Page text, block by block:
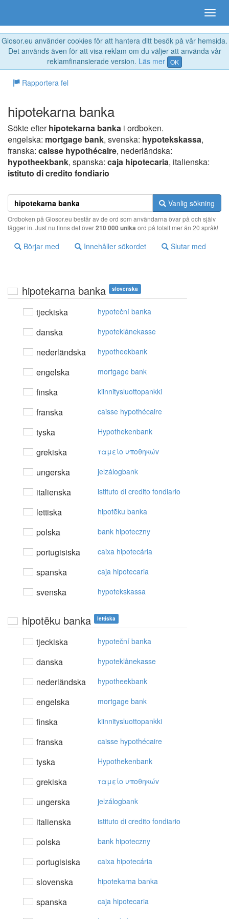
Glosor.eu använder cookies för att hantera ditt besök på vår hemsida.
Det används även för att visa reklam om du väljer att använda vår
reklamfinansierade version. Läs mer OK
Rapportera fel
hipotekarna banka
Sökte efterhipotekarna banka i ordboken.
engelska: mortgage bank, svenska: hypotekskassa,
franska: caisse hypothécaire, nederländska:
hypotheekbank, spanska: caja hipotecaria, italienska:
istituto di credito fondiario
Vanlig sökning
Ordboken på Glosor.eu består av de ord som användarna övar på och själv
lägger in. Just nu finns det över210 000 unika ord på totalt mer än 20 språk!
Börjar med Innehåller sökordet Slutar med
hipotekarna banka slovenska
tjeckiska hypoteční banka
danska hypoteklånekasse
nederländska hypotheekbank
engelska mortgage bank
finska kiinnitysluottopankki
franska caisse hypothécaire
tyska Hypothekenbank
grekiska ταμείo υπoθηκώv
ungerska jelzálogbank
italienska istituto di credito fondiario
lettiska hipotēku banka
polska bank hipoteczny
portugisiska caixa hipotecária
spanska caja hipotecaria
svenska hypotekskassa
hipotēku banka lettiska
tjeckiska hypoteční banka
danska hypoteklånekasse
nederländska hypotheekbank
engelska mortgage bank
finska kiinnitysluottopankki
franska caisse hypothécaire
tyska Hypothekenbank
grekiska ταμείo υπoθηκώv
ungerska jelzálogbank
italienska istituto di credito fondiario
polska bank hipoteczny
portugisiska caixa hipotecária
slovenska hipotekarna banka
spanska caja hipotecaria